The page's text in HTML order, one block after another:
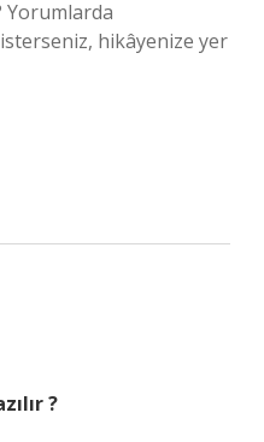
Yorumlarda
hikâyenize yer
?